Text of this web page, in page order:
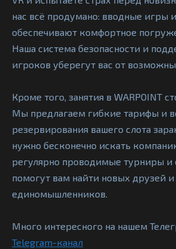
нас всё продумано: вводные игры
обеспечивают комфортное
Наша система безопасности и
игроков уберегут вас от
Кроме того, занятия в WARPOINT
Мы предлагаем гибкие тарифы и
резервирования вашего слота
нужно бесконечно искать
регулярно проводимые турниры и
помогут вам найти новых друзей и
единомышленников.
Много интересного на нашем
Telegram-канал